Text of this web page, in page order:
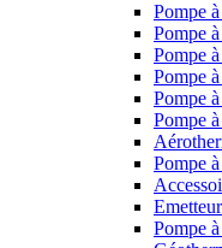
Pompe
Pompe
Pompe
Pompe
Pompe
Pompe
Pompe
Pompe